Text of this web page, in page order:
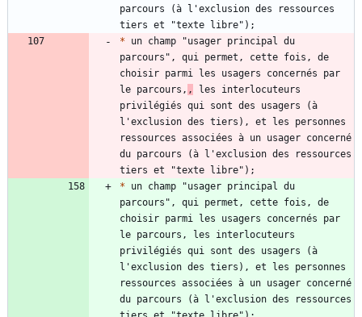
parcours (à l'exclusion des ressources
* un champ "usager principal du
parcours", qui permet, cette fois, de
choisir parmi les usagers concernés par
le parcours, ,
les interlocuteurs
privilégiés qui sont des usagers (à
l'exclusion des tiers), et les personnes
ressources associées à un usager concerné
du parcours (à l'exclusion des ressources
* un champ "usager principal du
parcours", qui permet, cette fois, de
choisir parmi les usagers concernés par
le parcours, les interlocuteurs
privilégiés qui sont des usagers (à
l'exclusion des tiers), et les personnes
ressources associées à un usager concerné
du parcours (à l'exclusion des ressources